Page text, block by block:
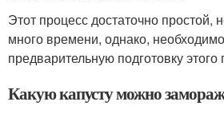
Этот процесс достаточно простой,
много времени, однако,
предварительную подготовку этого
Какую капусту можно